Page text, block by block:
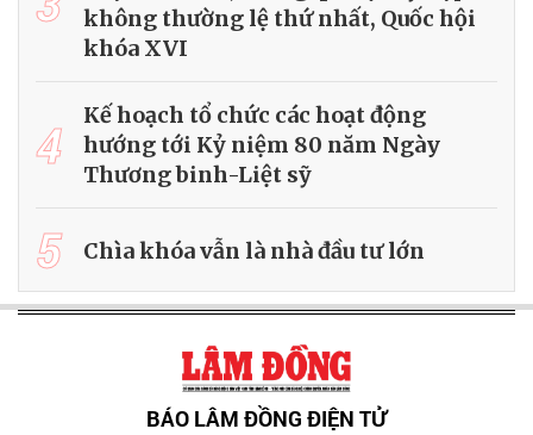
không thường lệ thứ nhất, Quốc hội
khóa XVI
4
Kế hoạch tổ chức các hoạt động
hướng tới Kỷ niệm 80 năm Ngày
Thương binh-Liệt sỹ
5 Chìa khóa vẫn là nhà đầu tư lớn
BÁO LÂM ĐỒNG ĐIỆN TỬ